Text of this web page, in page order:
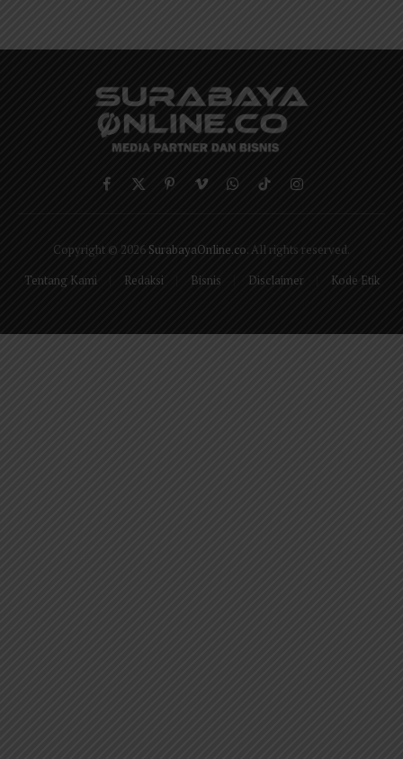
Facebook
X
PinterestVimeoWhatsApp
TikTokInstagram
Copyright © 2026 SurabayaOnline.co . All rights reserved.
Tentang Kami
Redaksi Bisnis Disclaimer Kode Etik